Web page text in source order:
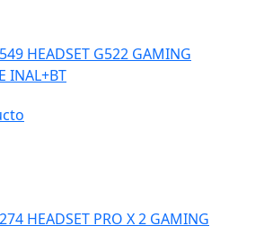
HEADSET G522 GAMING
INAL+BT
HEADSET PRO X 2 GAMING